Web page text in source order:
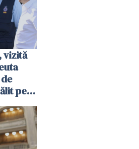
vizită
pe
„Vom